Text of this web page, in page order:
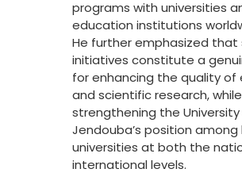
programs with universities
education institutions
He further emphasized that
initiatives constitute a
for enhancing the quality of
and scientific research, while
strengthening the
Jendouba’s position among
universities at both the
international levels.